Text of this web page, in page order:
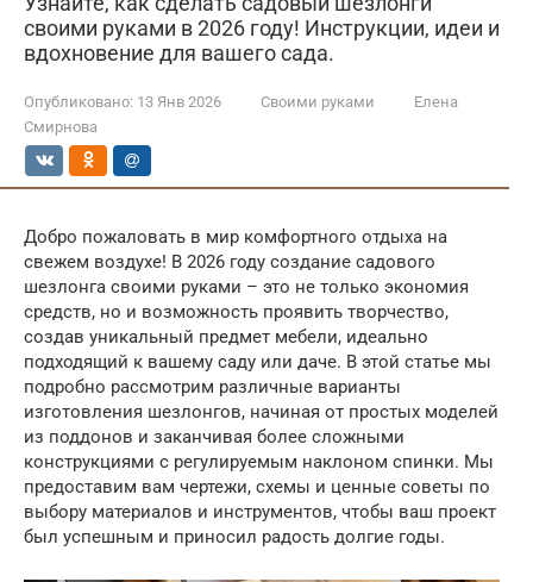
своими руками в 2026 году! Инструкции, идеи и
вдохновение для вашего сада.
Опубликовано: 13 Янв 2026 Своими руками
Елена
Смирнова
Добро пожаловать в мир комфортного отдыха на
свежем воздухе! В 2026 году создание садового
шезлонга своими руками – это не только экономия
средств, но и возможность проявить творчество,
создав уникальный предмет мебели, идеально
подходящий к вашему саду или даче. В этой статье мы
подробно рассмотрим различные варианты
изготовления шезлонгов, начиная от простых моделей
из поддонов и заканчивая более сложными
конструкциями с регулируемым наклоном спинки. Мы
предоставим вам чертежи, схемы и ценные советы по
выбору материалов и инструментов, чтобы ваш проект
был успешным и приносил радость долгие годы.